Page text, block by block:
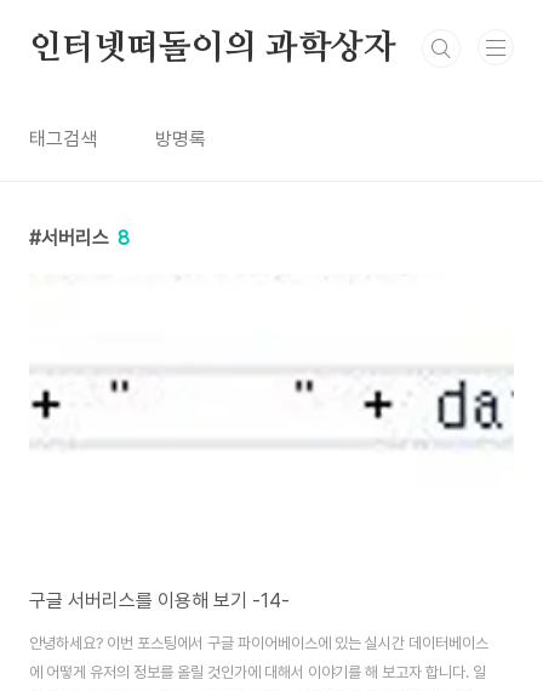
인터넷떠돌이의 과학상자
태그검색 방명록
서버리스 8
구글 서버리스를 이용해 보기 -14-
안녕하세요? 이번 포스팅에서 구글 파이어베이스에 있는 실시간 데이터베이스
에 어떻게 유저의 정보를 올릴 것인가에 대해서 이야기를 해 보고자 합니다. 일